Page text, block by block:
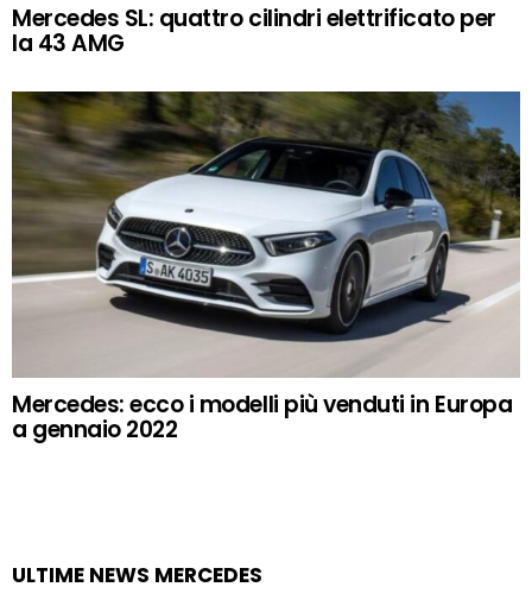
Mercedes SL: quattro cilindri elettrificato per
la 43 AMG
Mercedes: ecco i modelli più venduti in Europa
a gennaio 2022
ULTIME NEWS MERCEDES